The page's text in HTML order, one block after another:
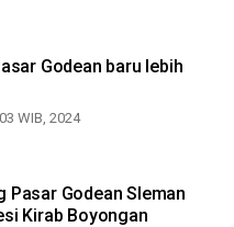
Godean baru lebih
WIB, 2024
Pasar Godean Sleman
Kirab Boyongan